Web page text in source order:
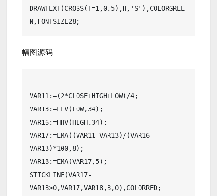
DRAWTEXT(CROSS(T=1,0.5),H,'S'),COLORGREE
N,FONTSIZE28;
幅图源码
VAR11:=(2*CLOSE+HIGH+LOW)/4;
VAR13:=LLV(LOW,34);
VAR16:=HHV(HIGH,34);
VAR17:=EMA((VAR11-VAR13)/(VAR16-
VAR13)*100,8);
VAR18:=EMA(VAR17,5);
STICKLINE(VAR17-
VAR18>0,VAR17,VAR18,8,0),COLORRED;